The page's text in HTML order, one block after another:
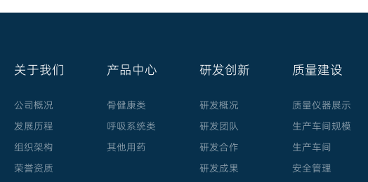
关于我们
公司概况
发展历程
组织架构
荣誉资质
产品中心
骨健康类
呼吸系统类
其他用药
研发创新
研发概况
研发团队
研发合作
研发成果
质量建设
质量仪器展示
生产车间规模
生产车间
安全管理